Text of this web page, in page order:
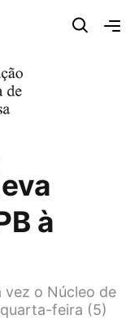
à
vez o Núcleo de
feira (5)